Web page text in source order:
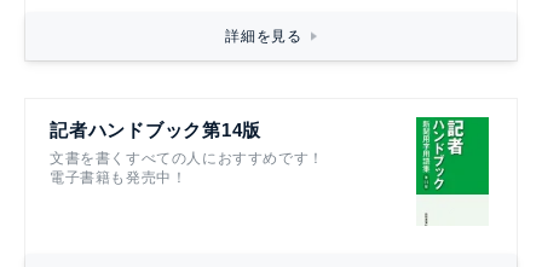
詳細を見る
記者ハンドブック第14版
文書を書くすべての人におすすめです！
電子書籍も発売中！